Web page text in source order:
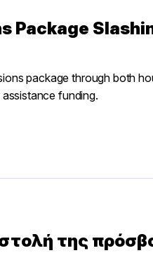
Package
package through both
funding.
της